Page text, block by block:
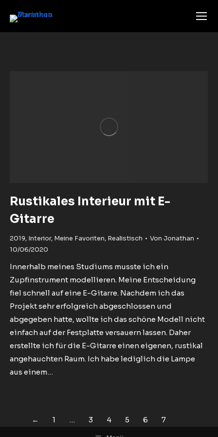
Rustikales Interieur mit E-
Gitarre
2019, Interior, Meine Favoriten, Realistisch Von Jonathan
10/06/2020
Innerhalb meines Studiums musste ich ein
Zupfinstrument modellieren. Meine Entscheidung
fiel schnell auf eine E-Gitarre. Nachdem ich das
Projekt sehr erfolgreich abgeschlossen und
abgegeben hatte, wollte ich das schöne Modell nicht
einfach auf der Festplatte versauern lassen. Daher
erstellte ich für die E-Gitarre einen eigenen, rustikal
angehauchten Raum. Ich habe lediglich die Lampe
aus einem…
← 1 … 3 4 5 6 7